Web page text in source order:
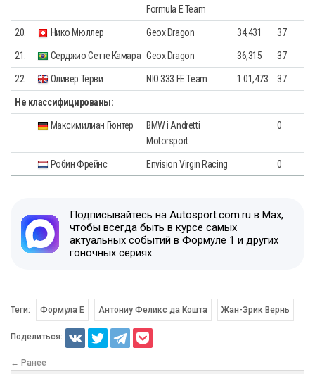
Formula E Team
20. Нико Мюллер Geox Dragon 34,431 37
21. Серджио Сетте Камара Geox Dragon 36,315 37
22. Оливер Терви NIO 333 FE Team 1.01,473 37
Не классифицированы:
Максимилиан Гюнтер
BMW i Andretti
Motorsport
0
Робин Фрейнс Envision Virgin Racing 0
Подписывайтесь на Autosport.com.ru в Max,
чтобы всегда быть в курсе самых
актуальных событий в Формуле 1 и других
гоночных сериях
Теги: Формула E Антониу Феликс да Кошта Жан-Эрик Вернь
Поделиться:
← Ранее